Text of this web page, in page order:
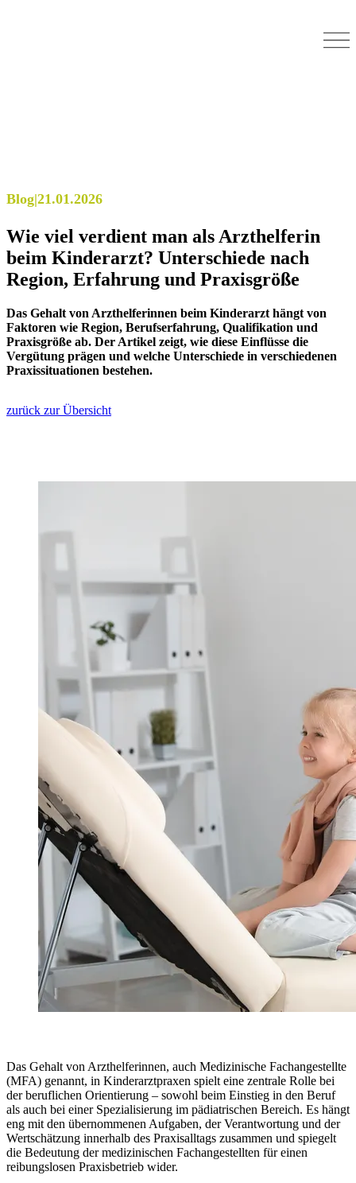
Blog|21.01.2026
Wie viel verdient man als Arzthelferin
beim Kinderarzt? Unterschiede nach
Region, Erfahrung und Praxisgröße
Das Gehalt von Arzthelferinnen beim Kinderarzt hängt von
Faktoren wie Region, Berufserfahrung, Qualifikation und
Praxisgröße ab. Der Artikel zeigt, wie diese Einflüsse die
Vergütung prägen und welche Unterschiede in verschiedenen
Praxissituationen bestehen.
zurück zur Übersicht
Das Gehalt von Arzthelferinnen, auch Medizinische Fachangestellte
(MFA) genannt, in Kinderarztpraxen spielt eine zentrale Rolle bei
der beruflichen Orientierung – sowohl beim Einstieg in den Beruf
als auch bei einer Spezialisierung im pädiatrischen Bereich. Es hängt
eng mit den übernommenen Aufgaben, der Verantwortung und der
Wertschätzung innerhalb des Praxisalltags zusammen und spiegelt
die Bedeutung der medizinischen Fachangestellten für einen
reibungslosen Praxisbetrieb wider.